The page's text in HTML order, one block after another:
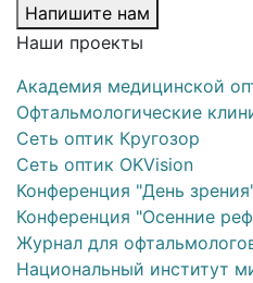
Напишите нам
Наши проекты
Академия медицинской
Офтальмологические
Сеть оптик Кругозор
Сеть оптик OKVision
Конференция "День
Конференция "Осенние
Журнал для
Национальный институт